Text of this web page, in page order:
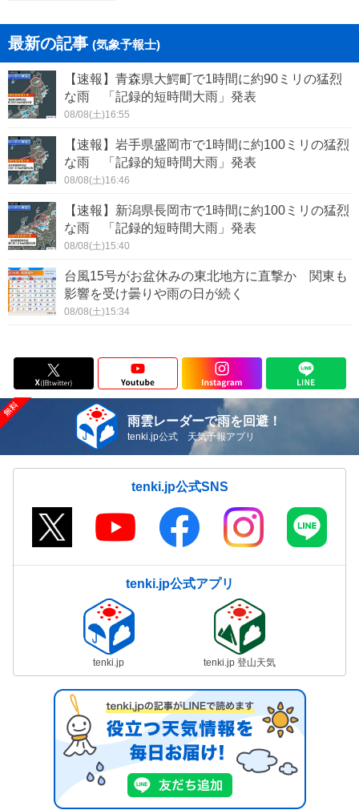
最新の記事 (気象予報士)
【速報】青森県大鰐町で1時間に約90ミリの猛烈
な雨 「記録的短時間大雨」発表
08/08(土)16:55
【速報】岩手県盛岡市で1時間に約100ミリの猛烈
な雨 「記録的短時間大雨」発表
08/08(土)16:46
【速報】新潟県長岡市で1時間に約100ミリの猛烈
な雨 「記録的短時間大雨」発表
08/08(土)15:40
台風15号がお盆休みの東北地方に直撃か 関東も
影響を受け曇りや雨の日が続く
08/08(土)15:34
雨雲レーダーで雨を回避！
tenki.jp公式 天気予報アプリ
tenki.jp公式SNS
tenki.jp公式アプリ
tenki.jp tenki.jp 登山天気